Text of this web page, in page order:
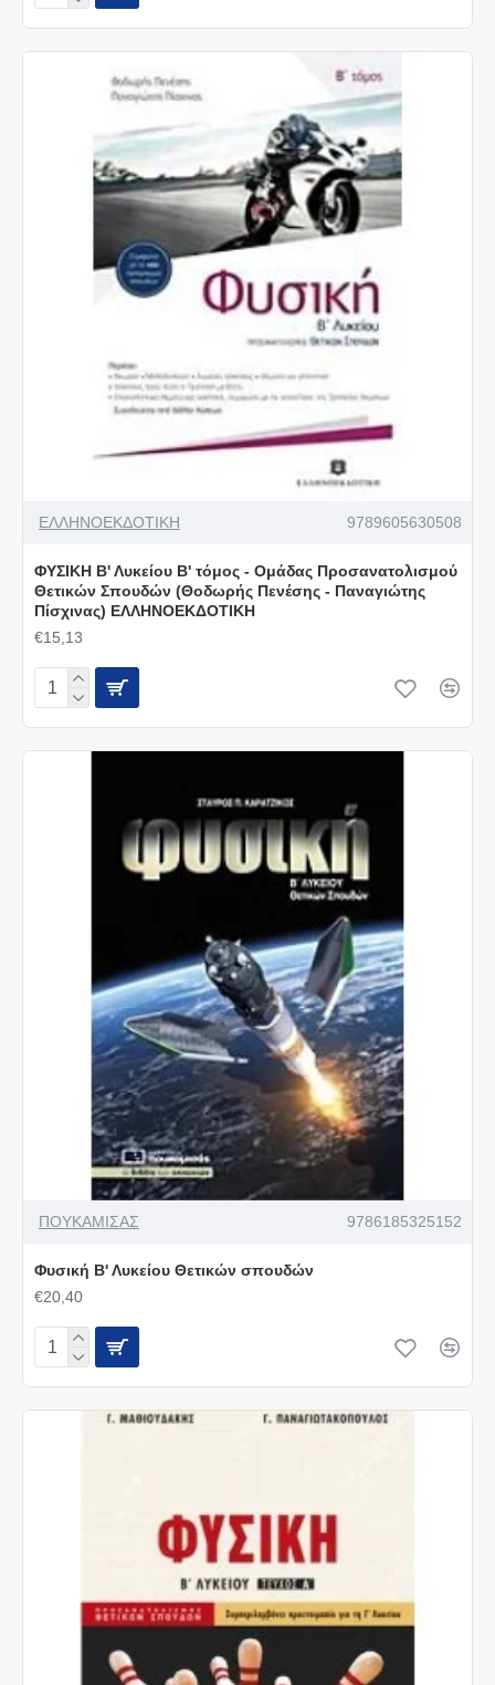
ΕΛΛΗΝΟΕΚΔΟΤΙΚΗ 9789605630508
ΦΥΣΙΚΗ Β' Λυκείου B' τόμος - Ομάδας Προσανατολισμού
Θετικών Σπουδών (Θοδωρής Πενέσης - Παναγιώτης
Πίσχινας) ΕΛΛΗΝΟΕΚΔΟΤΙΚΗ
€15,13
ΠΟΥΚΑΜΙΣΑΣ 9786185325152
Φυσική Β' Λυκείου Θετικών σπουδών
€20,40